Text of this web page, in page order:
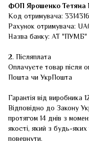
ФОП Ярошенко Тетяна
Код отримувача:
Рахунок отримувача:
Назва банку: АТ "ПУМБ"
2. Післяплата
Оплачуєте товар після
Пошта чи УкрПошта
Гарантія від виробника
Відповідно до Закону
протягом 14 днів з
якості, який з будь-
повернути.